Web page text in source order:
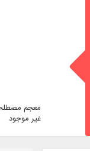
معجم
غير موجود